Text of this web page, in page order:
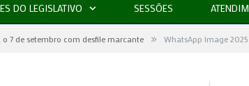
por:
DO LEGISLATIVO SESSÕES
7 de setembro com desfile marcante » WhatsApp Image